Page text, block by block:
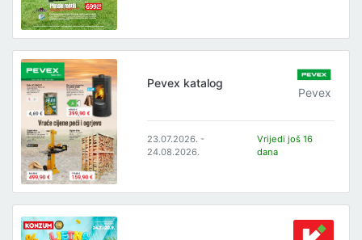
Pevex katalog
Pevex
23.07.2026. -
24.08.2026.
Vrijedi još 16
dana